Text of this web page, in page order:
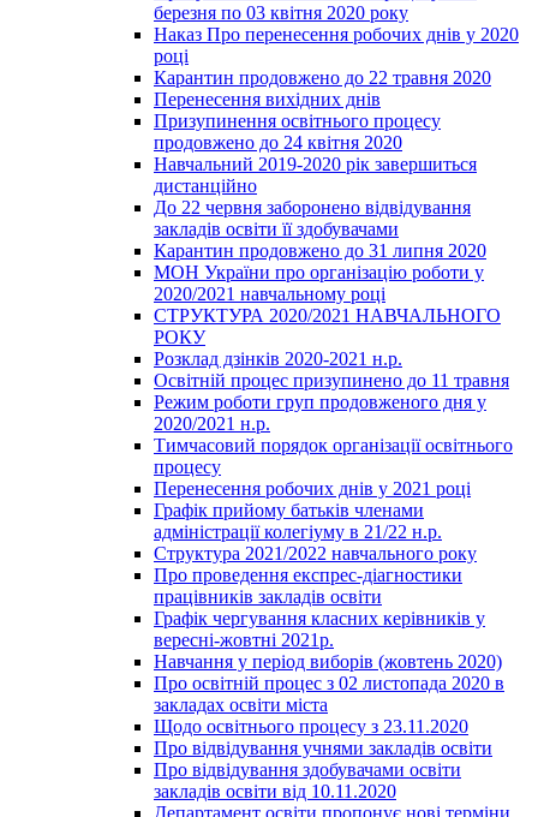
березня по 03 квітня 2020 року
Наказ Про перенесення робочих днів у 2020
році
Карантин продовжено до 22 травня 2020
Перенесення вихідних днів
Призупинення освітнього процесу
продовжено до 24 квітня 2020
Навчальний 2019-2020 рік завершиться
дистанційно
До 22 червня заборонено відвідування
закладів освіти її здобувачами
Карантин продовжено до 31 липня 2020
МОН України про організацію роботи у
2020/2021 навчальному році
СТРУКТУРА 2020/2021 НАВЧАЛЬНОГО
РОКУ
Розклад дзінків 2020-2021 н.р.
Освітній процес призупинено до 11 травня
Режим роботи груп продовженого дня у
2020/2021 н.р.
Тимчасовий порядок організації освітнього
процесу
Перенесення робочих днів у 2021 році
Графік прийому батьків членами
адміністрації колегіуму в 21/22 н.р.
Структура 2021/2022 навчального року
Про проведення експрес-діагностики
працівників закладів освіти
Графік чергування класних керівників у
вересні-жовтні 2021р.
Навчання у період виборів (жовтень 2020)
Про освітній процес з 02 листопада 2020 в
закладах освіти міста
Щодо освітнього процесу з 23.11.2020
Про відвідування учнями закладів освіти
Про відвідування здобувачами освіти
закладів освіти від 10.11.2020
Департамент освіти пропонує нові терміни